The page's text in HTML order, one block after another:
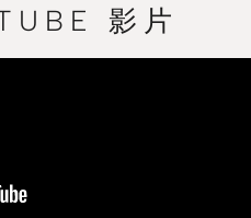
影片